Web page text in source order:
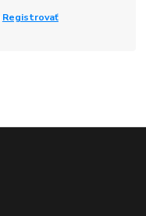
Registrovať